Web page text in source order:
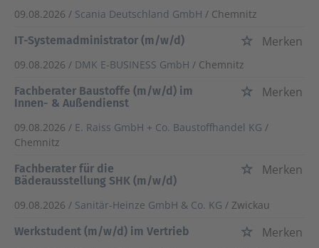
09.08.2026 / Scania Deutschland GmbH / Chemnitz
IT-Systemadministrator (m/w/d)
Merken
09.08.2026 / DMK E-BUSINESS GmbH / Chemnitz
Fachberater Baustoffe (m/w/d) im
Innen- & Außendienst
Merken
09.08.2026 / E. Raiss GmbH + Co. Baustoffhandel KG /
Chemnitz
Fachberater für die
Bäderausstellung SHK (m/w/d)
Merken
09.08.2026 / Sanitär-Heinze GmbH & Co. KG / Zwickau
Werkstudent (m/w/d) im Vertrieb
Merken